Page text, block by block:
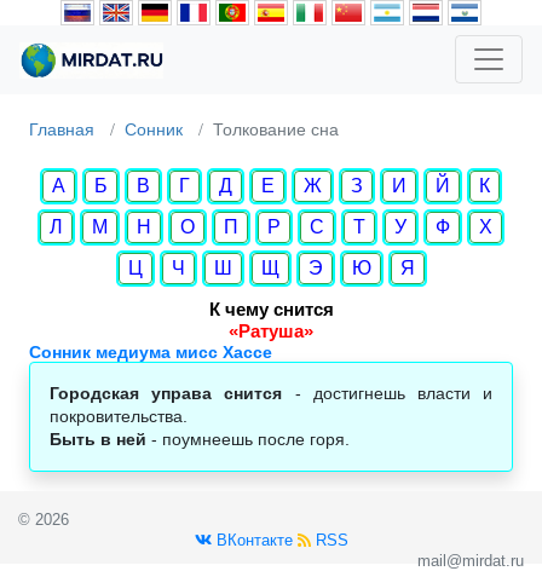
Главная Сонник Толкование сна
А Б В Г Д Е Ж З И Й
К
Л
М Н О П Р С Т У Ф
Х
Ц
Ч Ш Щ Э Ю
Я
К чему снится
«Ратуша»
Сонник медиума мисс Хассе
Городская управа снится - достигнешь власти и
покровительства.
Быть в ней - поумнеешь после горя.
© 2026
ВКонтакте
RSS
mail@mirdat.ru